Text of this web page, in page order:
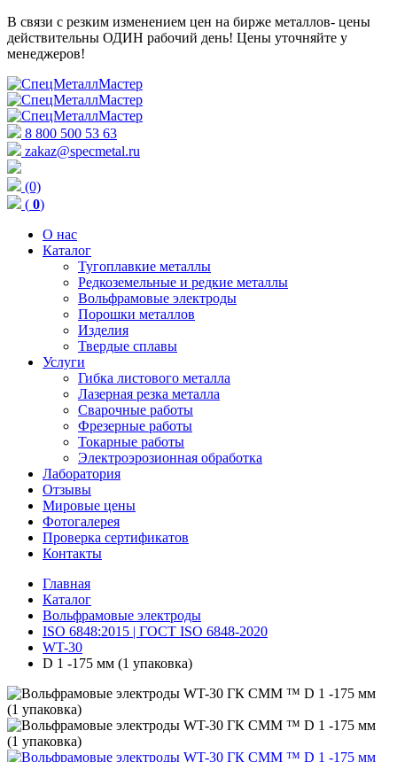
В связи с резким изменением цен на бирже металлов- цены
действительны ОДИН рабочий день! Цены уточняйте у
менеджеров!
8 800 500 53 63
zakaz@specmetal.ru
(0)
( 0)
О нас
Каталог
Тугоплавкие металлы
Редкоземельные и редкие металлы
Вольфрамовые электроды
Порошки металлов
Изделия
Твердые сплавы
Услуги
Гибка листового металла
Лазерная резка металла
Сварочные работы
Фрезерные работы
Токарные работы
Электроэрозионная обработка
Лаборатория
Отзывы
Мировые цены
Фотогалерея
Проверка сертификатов
Контакты
Главная
Каталог
Вольфрамовые электроды
ISO 6848:2015 | ГОСТ ISO 6848-2020
WT-30
D 1 -175 мм (1 упаковка)